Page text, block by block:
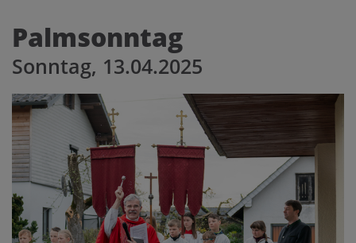
A A A A A
Palmsonntag
Sonntag, 13.04.2025